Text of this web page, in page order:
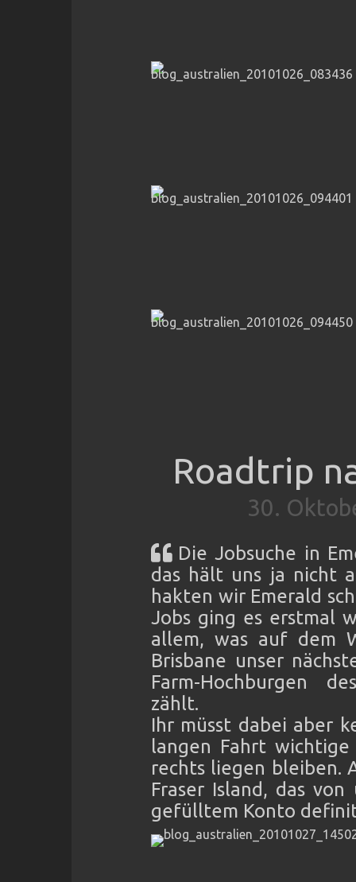
Roadtrip
30.
Die Jobsuche in
das hält uns ja nicht
hakten wir Emerald
Jobs ging es erstmal
allem, was auf dem
Brisbane unser
Farm-Hochburgen
zählt.
Ihr müsst dabei aber
langen Fahrt
rechts liegen bleiben.
Fraser Island, das
gefülltem Konto